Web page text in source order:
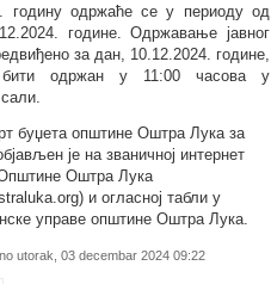
. годину одржаће се у периоду од
.2024. године. Одржавање јавног
за дан, 10.12.2024. године,
одржан у 11:00 часова у
буџета општине Оштра Лука за
је на званичној интернет
Општине Оштра Лука
и огласној табли у
управе општине Оштра Лука.
utorak, 03 decembar 2024 09:22